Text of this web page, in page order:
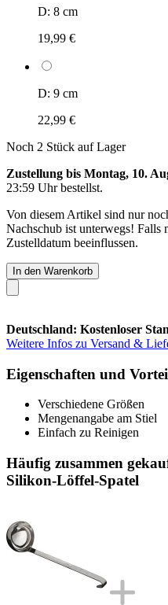
D: 8 cm
19,99 €
D: 9 cm
22,99 €
Noch 2 Stück auf Lager
Zustellung bis Montag, 10.
23:59 Uhrbestellst.
Von diesem Artikel sind nur
Nachschub ist unterwegs! Falls
Zustelldatum beeinflussen.
In den Warenkorb
Deutschland: Kostenloser
Weitere Infos zu Versand &
Eigenschaften und
Verschiedene Größen
Mengenangabe am Stiel
Einfach zu Reinigen
Häufig zusammen
Silikon-Löffel-Spatel